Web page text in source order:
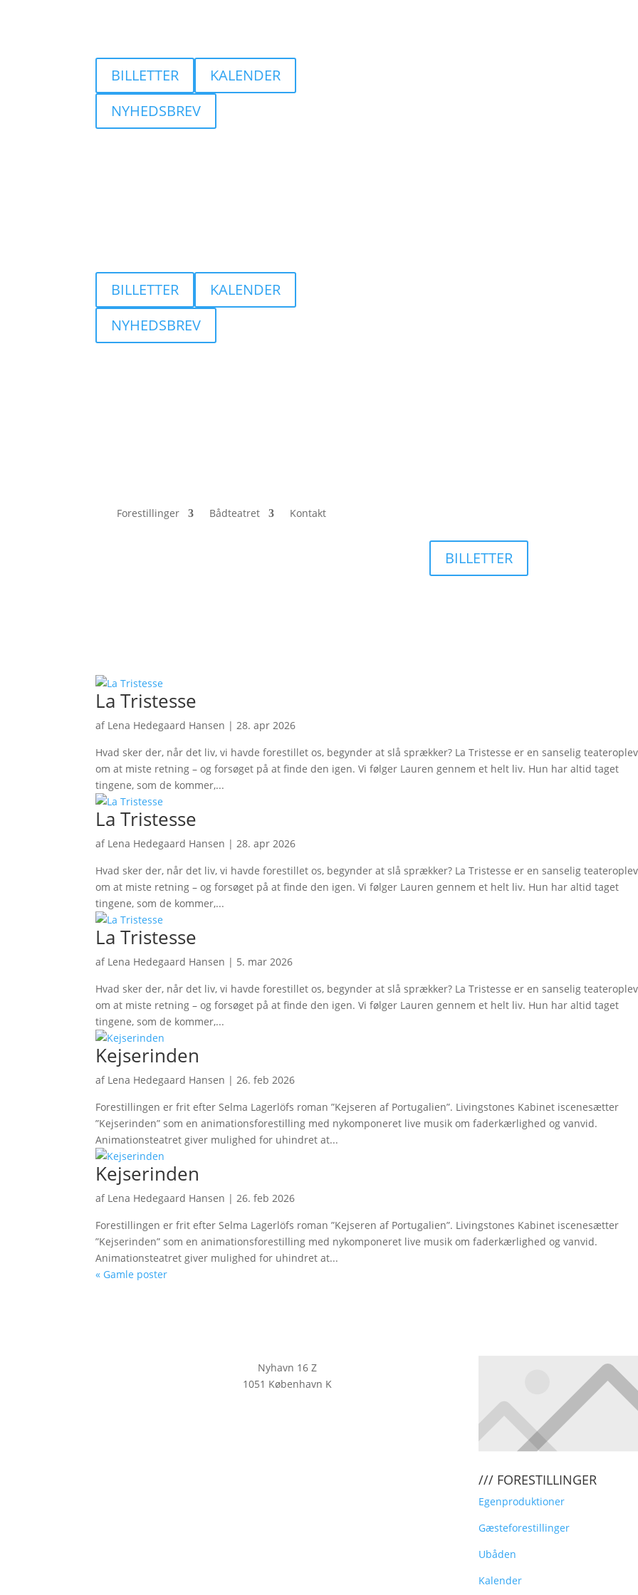
BILLETTER
KALENDER
NYHEDSBREV
BILLETTER
KALENDER
NYHEDSBREV
Forestillinger Bådteatret Kontakt
BILLETTER
La Tristesse
af Lena Hedegaard Hansen | 28. apr 2026
Hvad sker der, når det liv, vi havde forestillet os, begynder at slå sprækker? La Tristesse er en sanselig
om at miste retning – og forsøget på at finde den igen. Vi følger Lauren gennem et helt liv. Hun har altid taget
tingene, som de kommer,...
La Tristesse
af Lena Hedegaard Hansen | 28. apr 2026
Hvad sker der, når det liv, vi havde forestillet os, begynder at slå sprækker? La Tristesse er en sanselig
om at miste retning – og forsøget på at finde den igen. Vi følger Lauren gennem et helt liv. Hun har altid taget
tingene, som de kommer,...
La Tristesse
af Lena Hedegaard Hansen | 5. mar 2026
Hvad sker der, når det liv, vi havde forestillet os, begynder at slå sprækker? La Tristesse er en sanselig
om at miste retning – og forsøget på at finde den igen. Vi følger Lauren gennem et helt liv. Hun har altid taget
tingene, som de kommer,...
Kejserinden
af Lena Hedegaard Hansen | 26. feb 2026
Forestillingen er frit efter Selma Lagerlöfs roman ”Kejseren af Portugalien”. Livingstones Kabinet iscenesætter
”Kejserinden” som en animationsforestilling med nykomponeret live musik om faderkærlighed og vanvid.
Animationsteatret giver mulighed for uhindret at...
Kejserinden
af Lena Hedegaard Hansen | 26. feb 2026
Forestillingen er frit efter Selma Lagerlöfs roman ”Kejseren af Portugalien”. Livingstones Kabinet iscenesætter
”Kejserinden” som en animationsforestilling med nykomponeret live musik om faderkærlighed og vanvid.
Animationsteatret giver mulighed for uhindret at...
« Gamle poster
Nyhavn 16 Z
1051 København K
/// FORESTILLINGER
Egenproduktioner
Gæsteforestillinger
Ubåden
Kalender